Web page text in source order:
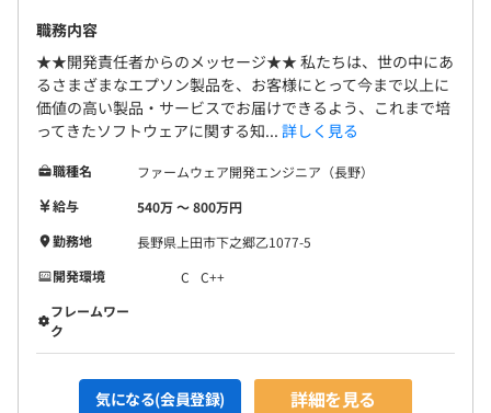
職務内容
★★開発責任者からのメッセージ★★ 私たちは、世の中にあ
るさまざまなエプソン製品を、お客様にとって今まで以上に
価値の高い製品・サービスでお届けできるよう、これまで培
ってきたソフトウェアに関する知... 詳しく見る
職種名
ファームウェア開発エンジニア（長野）
給与
540万 〜 800万円
勤務地
長野県上田市下之郷乙1077-5
開発環境
C
C++
フレームワー
ク
気になる(会員登録) 詳細を見る